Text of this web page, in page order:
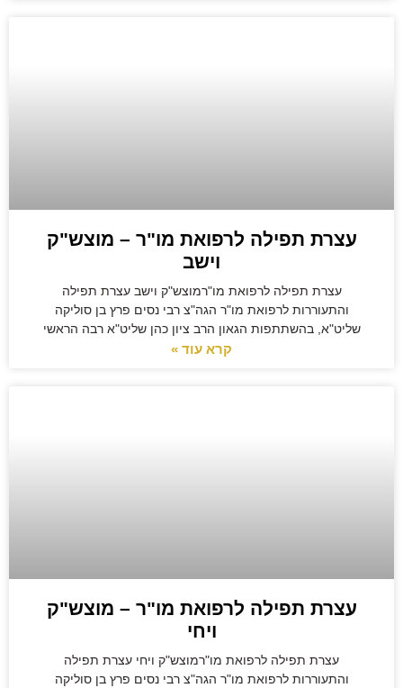
עצרת תפילה לרפואת מו"ר – מוצש"ק
וישב
עצרת תפילה לרפואת מו"רמוצש"ק וישב עצרת תפילה
והתעוררות לרפואת מו"ר הגה"צ רבי נסים פרץ בן סוליקה
שליט"א, בהשתתפות הגאון הרב ציון כהן שליט"א רבה הראשי
קרא עוד »
עצרת תפילה לרפואת מו"ר – מוצש"ק
ויחי
עצרת תפילה לרפואת מו"רמוצש"ק ויחי עצרת תפילה
והתעוררות לרפואת מו"ר הגה"צ רבי נסים פרץ בן סוליקה